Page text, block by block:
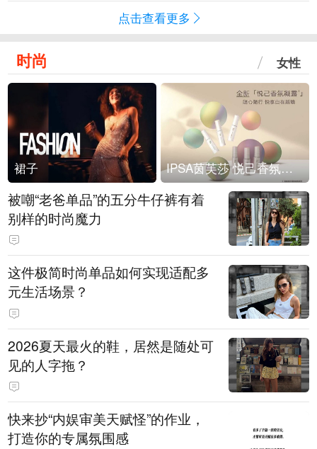
点击查看更多
时尚 女性
裙子 IPSA茵芙莎 悦己香氛凝露上市
被嘲“老爸单品”的五分牛仔裤有着
别样的时尚魔力
这件极简时尚单品如何实现适配多
元生活场景？
2026夏天最火的鞋，居然是随处可
见的人字拖？
快来抄“内娱审美天赋怪”的作业，
打造你的专属氛围感